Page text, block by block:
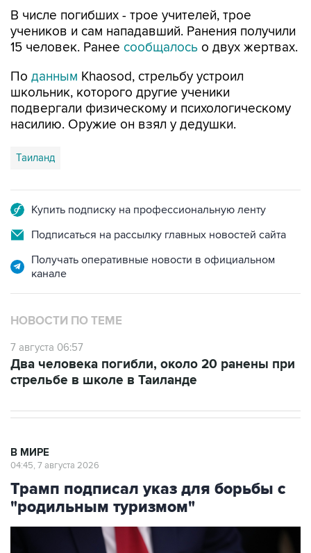
В числе погибших - трое учителей, трое
учеников и сам нападавший. Ранения получили
15 человек. Ранее сообщалось о двух жертвах.
По данным Khaosod, стрельбу устроил
школьник, которого другие ученики
подвергали физическому и психологическому
насилию. Оружие он взял у дедушки.
Таиланд
Купить подписку на профессиональную ленту
Подписаться на рассылку главных новостей сайта
Получать оперативные новости в официальном
канале
НОВОСТИ ПО ТЕМЕ
7 августа 06:57
Два человека погибли, около 20 ранены при
стрельбе в школе в Таиланде
В МИРЕ
04:45, 7 августа 2026
Трамп подписал указ для борьбы с
"родильным туризмом"